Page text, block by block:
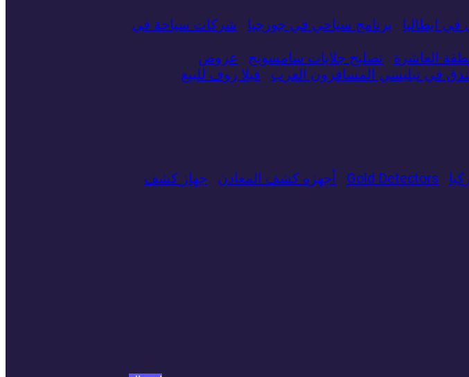
ايطاليا برنامج سياحي في جورجيا
شركات سياحة في
العاشرة تصليح جلايات سامسونج
عروض
في تبليسي المسافرون العرب فيلا روف للبيع
Gold Detectors ​أجهزه كشف المعادن
جهاز كشف